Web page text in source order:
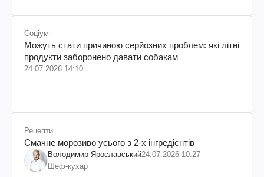
Соціум
Можуть стати причиною серйозних проблем: які літні
продукти заборонено давати собакам
24.07.2026 14:10
Рецепти
Смачне морозиво усього з 2-х інгредієнтів
Володимир Ярославський24.07.2026 10:27
Шеф-кухар